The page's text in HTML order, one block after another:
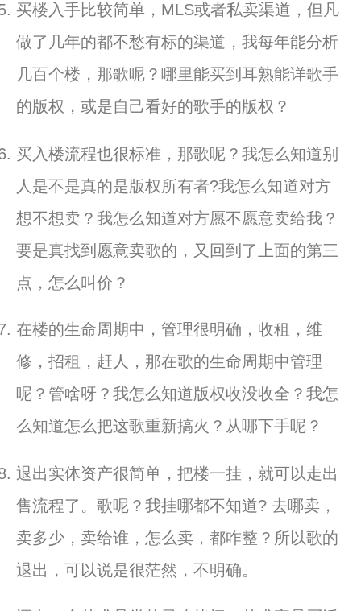
买楼入手比较简单，MLS或者私卖渠道， 但凡
做了几年的都不愁有标的渠道，我每年能分析
几百个楼， 那歌呢？哪里能买到 耳熟能详歌手
的版权， 或是自己看好的歌手的版权？
买入楼流程也很标准，那歌呢？ 我怎么知道别
人是不是真的是版权所有者?我怎么知道对方
想不想卖？我怎么知道对方愿不愿意卖给我？
要是真找到 愿意卖歌的，又回到 了上面的第三
点，怎么叫价？
在楼的生命周期中，管理很明确，收租，维
修，招租，赶人， 那在歌的生命周期中管理
呢？管啥呀？我怎么知道版权收没收全？ 我怎
么知道怎么把这歌重新搞火？从哪下手呢？
退出实体资产很简单，把楼一挂，就可以走出
售流程了。歌呢？ 我挂哪都不知道? 去哪卖，
卖多少，卖给谁，怎么卖，都咋整？所以歌的
退出， 可以说是很茫然，不明确。